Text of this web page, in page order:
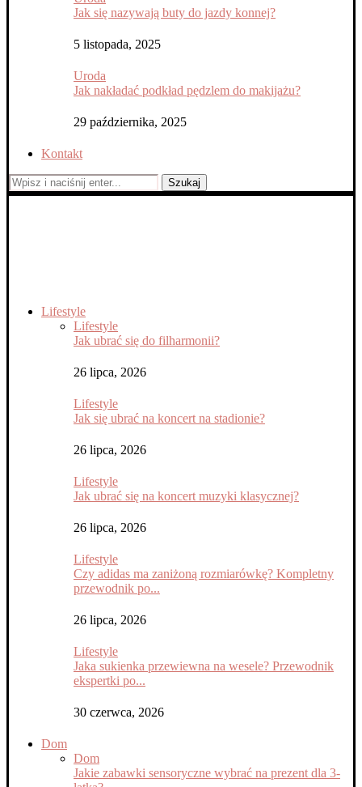
Jak się nazywają buty do jazdy konnej?
5 listopada, 2025
Uroda
Jak nakładać podkład pędzlem do makijażu?
29 października, 2025
Kontakt
Szukaj
Lifestyle
Lifestyle
Jak ubrać się do filharmonii?
26 lipca, 2026
Lifestyle
Jak się ubrać na koncert na stadionie?
26 lipca, 2026
Lifestyle
Jak ubrać się na koncert muzyki klasycznej?
26 lipca, 2026
Lifestyle
Czy adidas ma zaniżoną rozmiarówkę? Kompletny
przewodnik po...
26 lipca, 2026
Lifestyle
Jaka sukienka przewiewna na wesele? Przewodnik
ekspertki po...
30 czerwca, 2026
Dom
Dom
Jakie zabawki sensoryczne wybrać na prezent dla 3-